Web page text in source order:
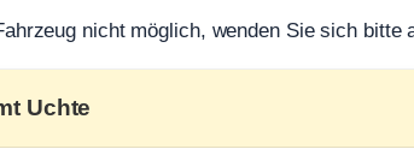
nicht möglich, wenden Sie sich bitte
Uchte